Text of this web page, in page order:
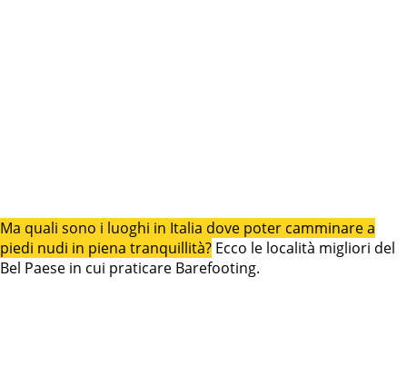
Ma quali sono i luoghi in Italia dove poter camminare a
piedi nudi in piena tranquillità? Ecco le località migliori del
Bel Paese in cui praticare Barefooting.